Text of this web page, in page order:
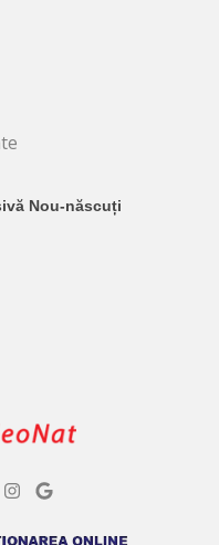
Nou-născuți